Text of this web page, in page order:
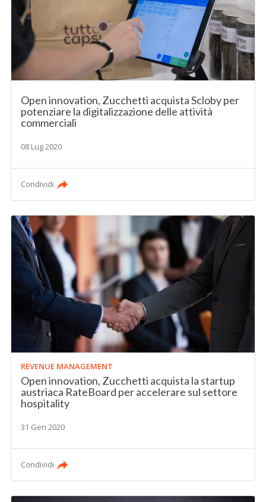
Open innovation, Zucchetti acquista Scloby per
potenziare la digitalizzazione delle attività
commerciali
08 Lug 2020
Condividi
REVENUE MANAGEMENT
Open innovation, Zucchetti acquista la startup
austriaca RateBoard per accelerare sul settore
hospitality
31 Gen 2020
Condividi